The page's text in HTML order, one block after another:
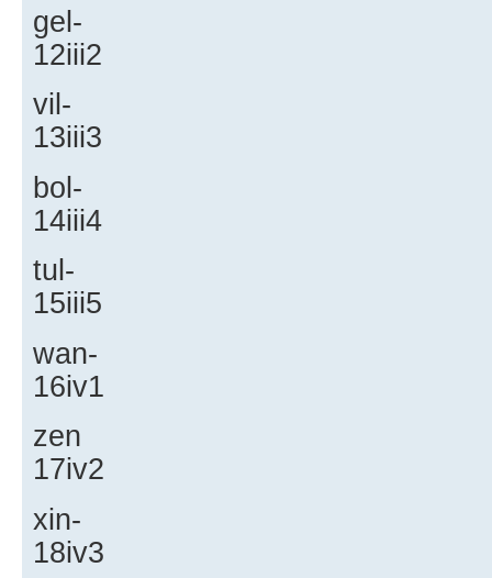
gel-
12iii2
vil-
13iii3
bol-
14iii4
tul-
15iii5
wan-
16iv1
zen
17iv2
xin-
18iv3